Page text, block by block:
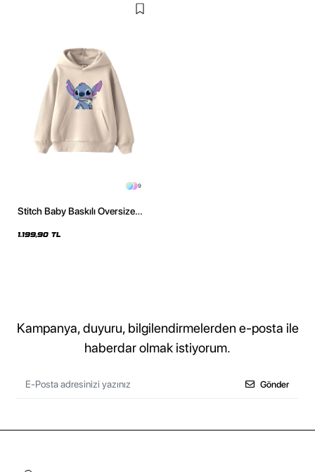
9
Stitch Baby Baskılı Oversize
1.199,90 TL
Kampanya, duyuru, bilgilendirmelerden e-posta ile
haberdar olmak istiyorum.
Gönder